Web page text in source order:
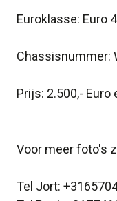
Euroklasse: Euro
Chassisnummer:
Prijs: 2.500,-
Voor meer foto's
Tel Jort: